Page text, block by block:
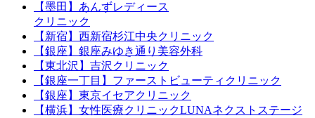
【墨田】あんずレディース
クリニック
【新宿】西新宿杉江中央クリニック
【銀座】銀座みゆき通り美容外科
【東北沢】吉沢クリニック
【銀座一丁目】ファーストビューティクリニック
【銀座】東京イセアクリニック
【横浜】女性医療クリニックLUNAネクストステージ